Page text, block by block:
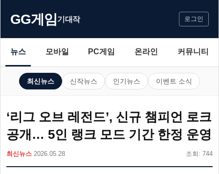
GG게임기대작 로그인
뉴스 모바일 PC게임 온라인 커뮤니티
최신뉴스 신작뉴스 인기뉴스 이벤트 소식
‘리그 오브 레전드’, 신규 챔피언 로크
공개… 5인 랭크 모드 기간 한정 운영
최신뉴스 2026.05.28 조회: 744